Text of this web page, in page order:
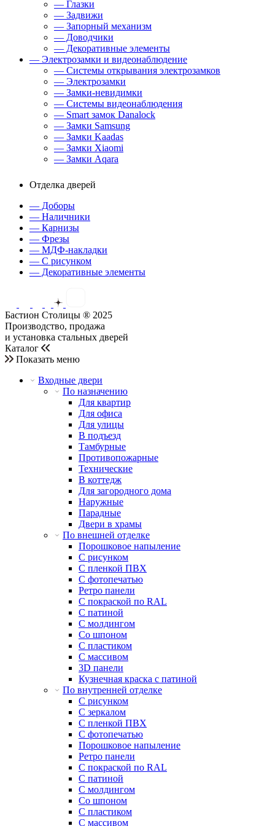
— Глазки
— Задвижи
— Запорный механизм
— Доводчики
— Декоративные элементы
— Электрозамки и видеонаблюдение
— Системы открывания электрозамков
— Электрозамки
— Замки-невидимки
— Системы видеонаблюдения
— Smart замок Danalock
— Замки Samsung
— Замки Kaadas
— Замки Xiaomi
— Замки Aqara
Отделка дверей
— Доборы
— Наличники
— Карнизы
— Фрезы
— МДФ-накладки
— С рисунком
— Декоративные элементы
Бастион Столицы ® 2025
Производство, продажа
и установка стальных дверей
Каталог
Показать меню
Входные двери
По назначению
Для квартир
Для офиса
Для улицы
В подъезд
Тамбурные
Противопожарные
Технические
В коттедж
Для загородного дома
Наружные
Парадные
Двери в храмы
По внешней отделке
Порошковое напыление
С рисунком
С пленкой ПВХ
С фотопечатью
Ретро панели
С покраской по RAL
С патиной
С молдингом
Со шпоном
С пластиком
С массивом
3D панели
Кузнечная краска с патиной
По внутренней отделке
С рисунком
С зеркалом
С пленкой ПВХ
С фотопечатью
Порошковое напыление
Ретро панели
С покраской по RAL
С патиной
С молдингом
Со шпоном
С пластиком
С массивом